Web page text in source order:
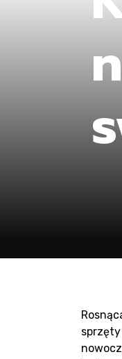
sprzęty